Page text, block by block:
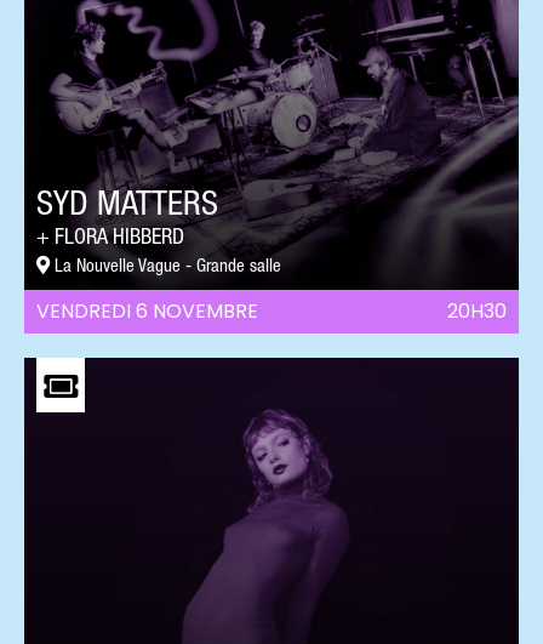
VENDREDI 6 NOVEMBRE 20H30
SYD MATTERS
FLORA HIBBERD
La Nouvelle Vague - Grande salle